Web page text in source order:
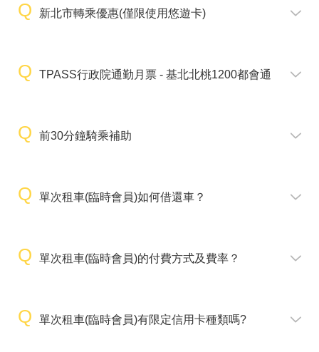
新北市轉乘優惠(僅限使用悠遊卡)
TPASS行政院通勤月票 - 基北北桃1200都會通
前30分鐘騎乘補助
單次租車(臨時會員)如何借還車？
單次租車(臨時會員)的付費方式及費率？
單次租車(臨時會員)有限定信用卡種類嗎?